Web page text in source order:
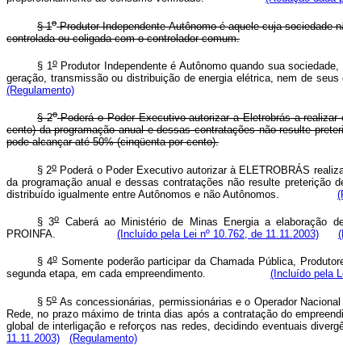
§ 1oProdutor Independente Autônomo é aquele cuja sociedade
controlada ou coligada com o controlador comum.
§ 1oProdutor Independente é Autônomo quando sua
geração, transmissão ou distribuição de energia elétrica, nem
(Regulamento)
§ 2oPoderá o Poder Executivo autorizar a Eletrobrás a
cento) da programação anual e dessas contratações não resulte
pode alcançar até 50% (cinqüenta por cento).
§ 2oPoderá o Poder Executivo autorizar à ELETROBRÁS
da programação anual e dessas contratações não resulte preterição
distribuído igualmente entre Autônomos e não Autônomos.
§ 3oCaberá ao Ministério de Minas Energia a elaboração
PROINFA. (Incluído pela Lei nº 10.762, de 11.11.2003)
§ 4oSomente poderão participar da Chamada Pública,
segunda etapa, em cada empreendimento. (Incluído pela
§ 5oAs concessionárias, permissionárias e o Operador
Rede, no prazo máximo de trinta dias após a contratação do
global de interligação e reforços nas redes, decidindo eventuais
11.11.2003)
(Regulamento)